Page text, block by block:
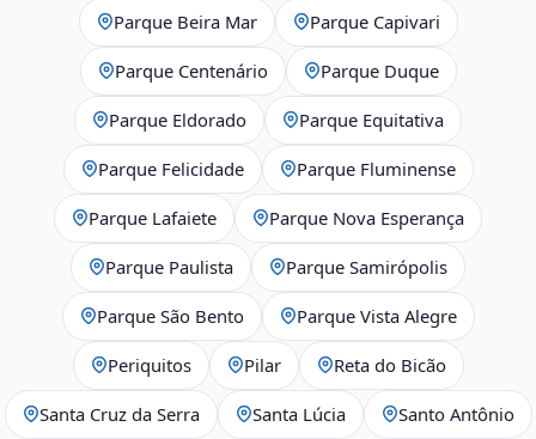
Parque Beira Mar Parque Capivari
Parque Centenário Parque Duque
Parque Eldorado Parque Equitativa
Parque Felicidade Parque Fluminense
Parque Lafaiete Parque Nova Esperança
Parque Paulista Parque Samirópolis
Parque São Bento Parque Vista Alegre
Periquitos Pilar Reta do Bicão
Santa Cruz da Serra Santa Lúcia Santo Antônio